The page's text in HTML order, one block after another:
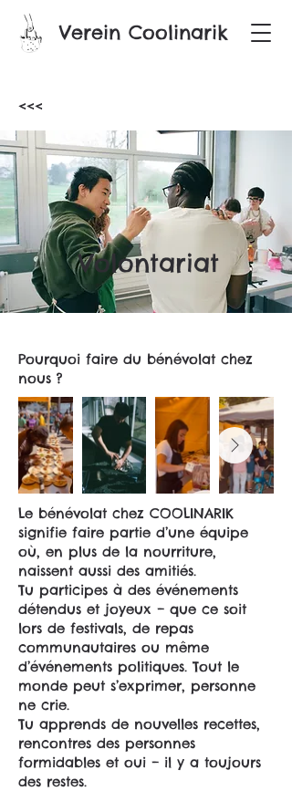
Verein Coolinarik
<<<
Volontariat
Pourquoi faire du bénévolat chez
nous ?
Le bénévolat chez COOLINARIK
signifie faire partie d’une équipe
où, en plus de la nourriture,
naissent aussi des amitiés.
Tu participes à des événements
détendus et joyeux – que ce soit
lors de festivals, de repas
communautaires ou même
d’événements politiques. Tout le
monde peut s’exprimer, personne
ne crie.
Tu apprends de nouvelles recettes,
rencontres des personnes
formidables et oui – il y a toujours
des restes.